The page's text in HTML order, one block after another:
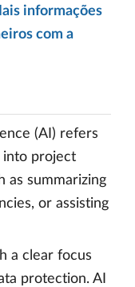
informações
com a
(AI) refers
into project
as summarizing
or assisting
a clear focus
protection. AI